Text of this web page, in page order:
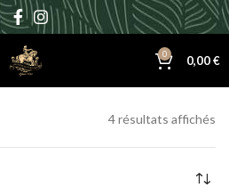
0 0,00€
4 résultats affichés